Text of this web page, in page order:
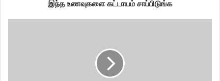
இந்த உணவுகளை கட்டாயம் சாப்பிடுங்க